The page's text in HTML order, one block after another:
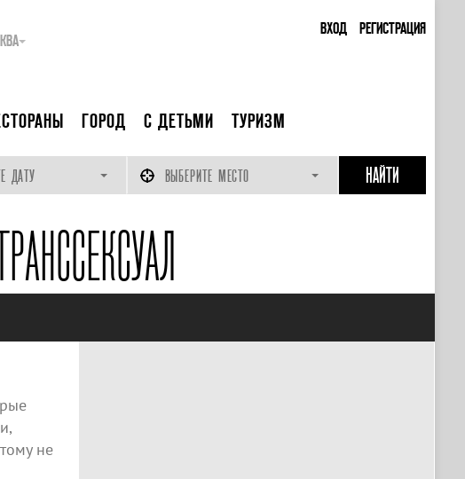
ВХОД РЕГИСТРАЦИЯ
ГОРОД С ДЕТЬМИ ТУРИЗМ
ДАТУ ВЫБЕРИТЕ МЕСТО
не